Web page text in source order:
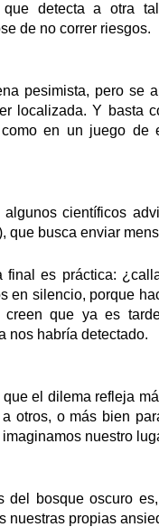
que detecta a otra
de no correr riesgos.
pesimista, pero se
localizada. Y basta
en un juego de
científicos
que busca enviar
final es práctica:
en silencio, porque
creen que ya es
nos habría detectado.
que el dilema refleja
otros, o más bien
nuestro
del bosque oscuro
nuestras propias